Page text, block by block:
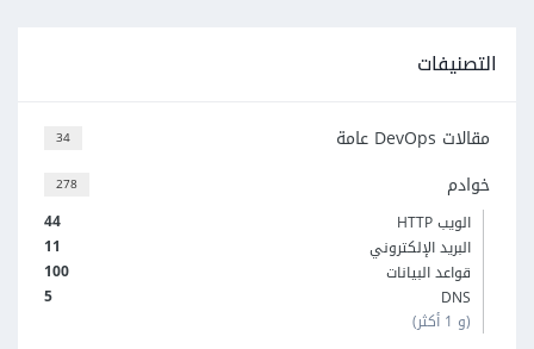
التصنيفات
34 مقالات DevOps عامة
278 خوادم
44
الويب HTTP
11
البريد الإلكتروني
100
قواعد البيانات
5
DNS
(و 1 أكثر)